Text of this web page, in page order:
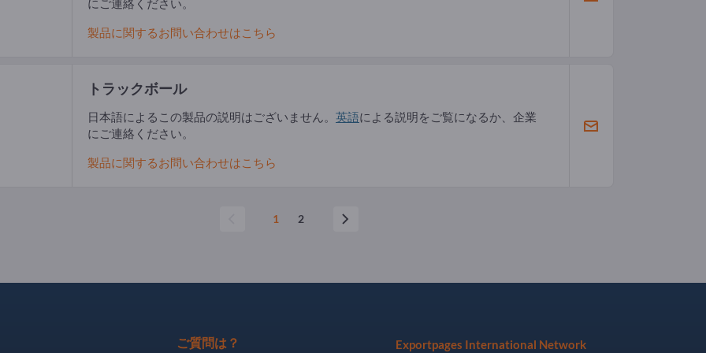
にご連絡ください。
製品に関するお問い合わせはこちら
トラックボール
日本語によるこの製品の説明はございません。 英語による説明をご覧になるか、企業
にご連絡ください。
製品に関するお問い合わせはこちら
1 2
ご質問は？ Exportpages International Network